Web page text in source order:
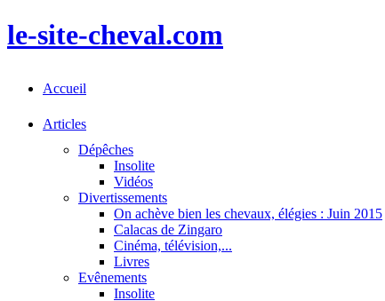
le-site-cheval.com
Accueil
Articles
Dépêches
Insolite
Vidéos
Divertissements
On achève bien les chevaux, élégies : Juin 2015
Calacas de Zingaro
Cinéma, télévision,...
Livres
Evênements
Insolite